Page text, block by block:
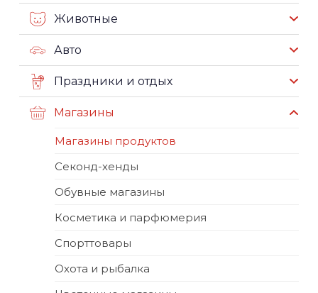
Животные
Авто
Праздники и отдых
Магазины
Магазины продуктов
Секонд-хенды
Обувные магазины
Косметика и парфюмерия
Спорттовары
Охота и рыбалка